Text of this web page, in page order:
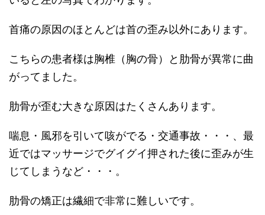
首痛の原因のほとんどは首の歪み以外にあります。
こちらの患者様は胸椎（胸の骨）と肋骨が異常に曲
がってました。
肋骨が歪む大きな原因はたくさんあります。
喘息・風邪を引いて咳がでる・交通事故・・・、最
近ではマッサージでグイグイ押された後に歪みが生
じてしまうなど・・・。
肋骨の矯正は繊細で非常に難しいです。